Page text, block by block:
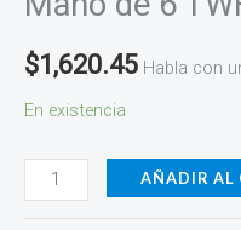
$1,620.45 Habla con
En existencia
TWH-
60
cantidad
AÑADIR AL